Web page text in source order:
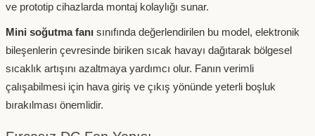
ve prototip cihazlarda montaj kolaylığı sunar.
Mini soğutma fanı sınıfında değerlendirilen bu model, elektronik
bileşenlerin çevresinde biriken sıcak havayı dağıtarak bölgesel
sıcaklık artışını azaltmaya yardımcı olur. Fanın verimli
çalışabilmesi için hava giriş ve çıkış yönünde yeterli boşluk
bırakılması önemlidir.